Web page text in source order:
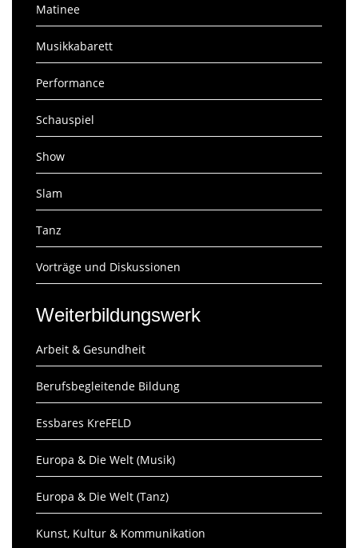
Matinee
Musikkabarett
Performance
Schauspiel
Show
Slam
Tanz
Vorträge und Diskussionen
Weiterbildungswerk
Arbeit & Gesundheit
Berufsbegleitende Bildung
Essbares KreFELD
Europa & Die Welt (Musik)
Europa & Die Welt (Tanz)
Kunst, Kultur & Kommunikation